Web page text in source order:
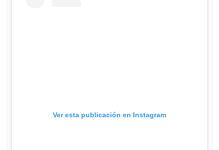
Ver esta publicación en Instagram